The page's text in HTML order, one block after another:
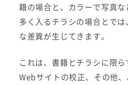
籍の場合と、カラーで写真
多く入るチラシの場合とで
な差異が生じてきます。
これは、書籍とチラシに限
Webサイトの校正、その他